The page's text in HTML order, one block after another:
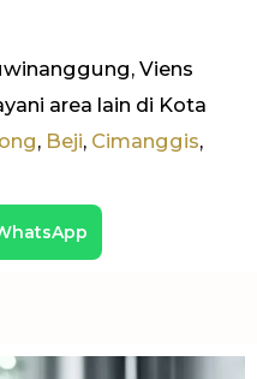
Viens
area lain di Kota
, Beji, Cimanggis,